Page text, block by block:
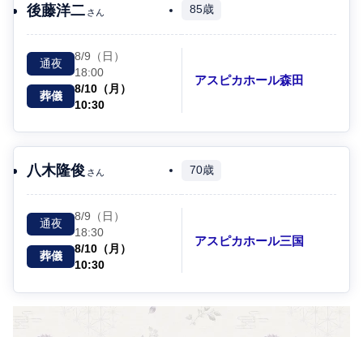
後藤洋二 さん 85歳
通夜
8/9（日）
18:00
葬儀
8/10（月）
10:30
アスピカホール森田
八木隆俊 さん 70歳
通夜
8/9（日）
18:30
葬儀
8/10（月）
10:30
アスピカホール三国